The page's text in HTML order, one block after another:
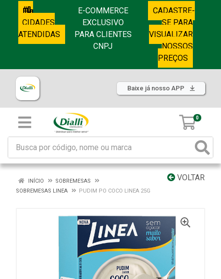
CIDADES
ATENDIDAS
E-COMMERCE
EXCLUSIVO
PARA CLIENTES
CNPJ
CADASTRE-
SE PARA
VISUALIZAR
NOSSOS
PREÇOS
Baixe já nosso APP
0
VOLTAR
INÍCIO
SOBREMESAS
SOBREMESAS LINEA
PUDIM PO COCO LINEA 25G